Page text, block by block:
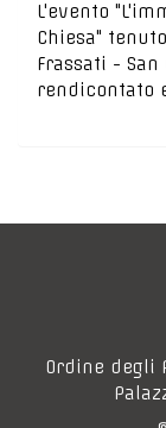
L'evento
Chiesa"
Frassati -
rendicontato
Ordine degli